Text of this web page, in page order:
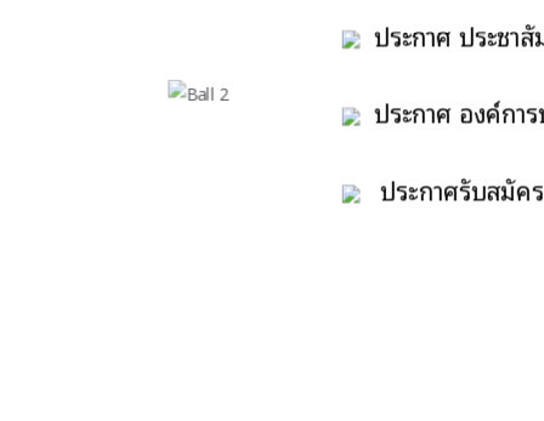
ประกาศ ประชาสั
ประกาศ องค์กา
ประกาศรับสมัคร